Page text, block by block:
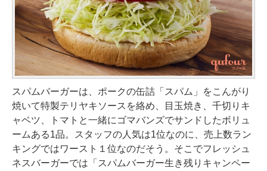
スパムバーガーは、ポークの缶詰「スパム」をこんがり
焼いて特製テリヤキソースを絡め、目玉焼き、千切りキ
ャベツ、トマトと一緒にゴマバンズでサンドしたボリュ
ームある1品。スタッフの人気は1位なのに、売上数ラン
キングではワースト１位なのだそう。そこでフレッシュ
ネスバーガーでは「スパムバーガー生き残りキャンペー